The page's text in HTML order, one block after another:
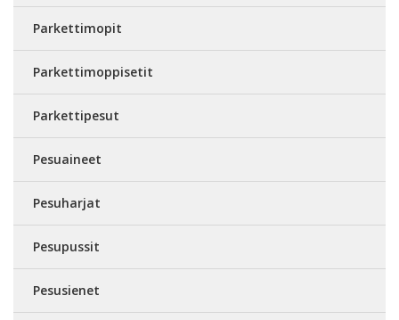
Parkettimopit
Parkettimoppisetit
Parkettipesut
Pesuaineet
Pesuharjat
Pesupussit
Pesusienet